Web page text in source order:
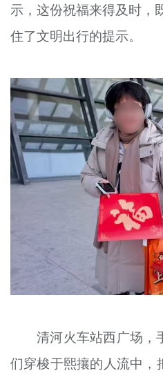
示，这份祝福来得及时，
住了文明出行的提示。
清河火车站西广场，
们穿梭于熙攘的人流中，